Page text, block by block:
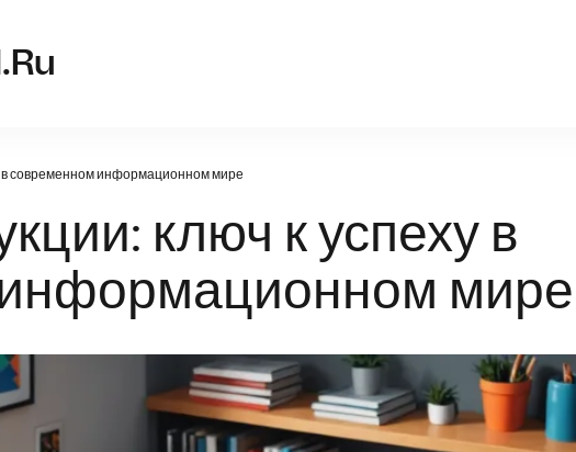
в современном информационном мире
ключ к успеху в
мире